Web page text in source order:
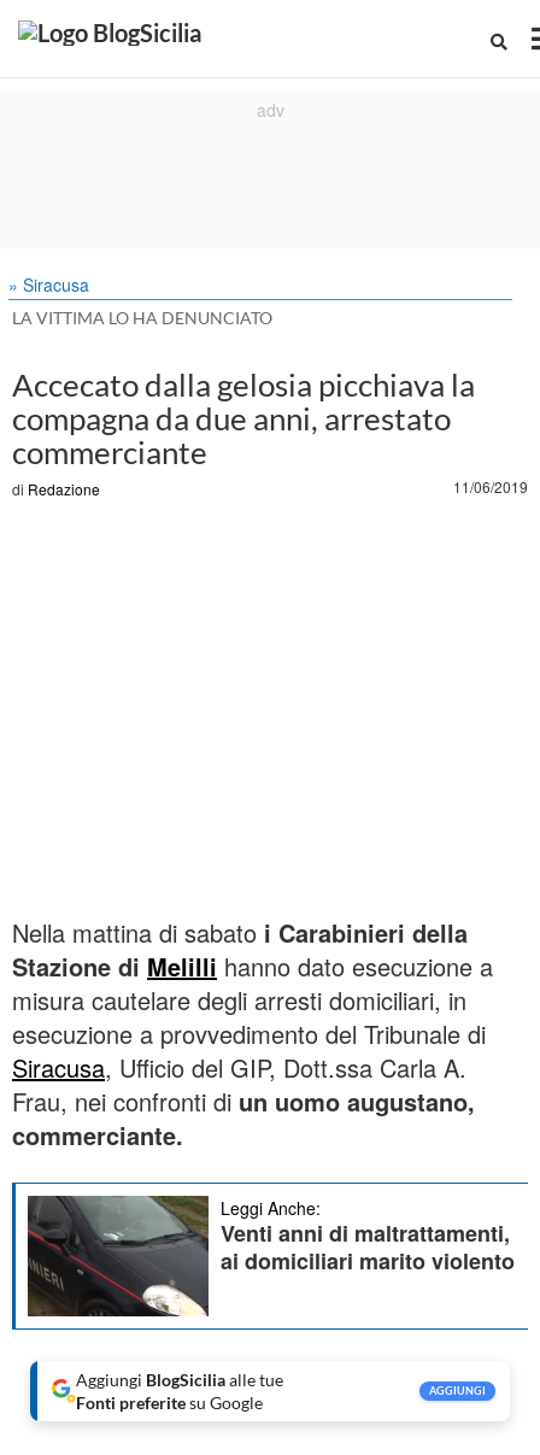
» Siracusa
LA VITTIMA LO HA DENUNCIATO
Accecato dalla gelosia picchiava la
compagna da due anni, arrestato
commerciante
di Redazione 11/06/2019
Nella mattina di sabato i Carabinieri della
Stazione di Melilli hanno dato esecuzione a
misura cautelare degli arresti domiciliari, in
esecuzione a provvedimento del Tribunale di
Siracusa, Ufficio del GIP, Dott.ssa Carla A.
Frau, nei confronti di un uomo augustano,
commerciante.
Leggi Anche:
Venti anni di maltrattamenti,
ai domiciliari marito violento
Aggiungi BlogSiciliaalle tue
Fonti preferitesu Google
AGGIUNGI